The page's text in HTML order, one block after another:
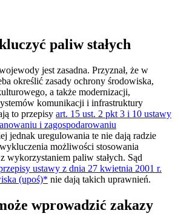
paliw stałych
jest zasadna. Przyznał, że w
określić zasady ochrony środowiska,
a także modernizacji,
komunikacji i infrastruktury
to przepisy art. 15 ust. 2 pkt 3 i 10 ustawy
i zagospodarowaniu
jednak uregulowania te nie dają radzie
możliwości stosowania
wykorzystaniem paliw stałych. Sąd
ustawy z dnia 27 kwietnia 2001 r.
(upoś)* nie dają takich uprawnień.
wprowadzić zakazy